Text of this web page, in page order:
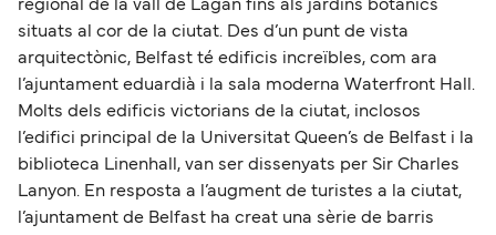
regional de la vall de Lagan fins als jardins botànics
situats al cor de la ciutat. Des d’un punt de vista
arquitectònic, Belfast té edificis increïbles, com ara
l’ajuntament eduardià i la sala moderna Waterfront Hall.
Molts dels edificis victorians de la ciutat, inclosos
l’edifici principal de la Universitat Queen’s de Belfast i la
biblioteca Linenhall, van ser dissenyats per Sir Charles
Lanyon. En resposta a l’augment de turistes a la ciutat,
l’ajuntament de Belfast ha creat una sèrie de barris